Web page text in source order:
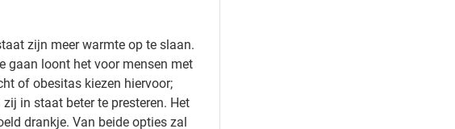
zijn meer warmte op te slaan.
gaan loont het voor mensen met
of obesitas kiezen hiervoor;
in staat beter te presteren. Het
drankje. Van beide opties zal